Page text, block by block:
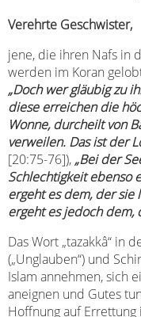
Verehrte Geschwister,
jene, die ihren Nafs in
werden im Koran
„Doch wer gläubig zu
diese erreichen die
Wonne, durcheilt von
verweilen. Das ist der
[20:75-76]), „Bei der
Schlechtigkeit ebenso
ergeht es dem, der sie
ergeht es jedoch dem,
Das Wort „tazakkâ“ in
(„Unglauben“) und
Islam annehmen, sich
aneignen und Gutes
Hoffnung auf Errettung